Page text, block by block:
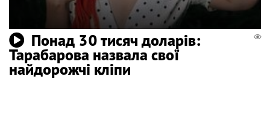
Понад 30 тисяч доларів:
Тарабарова назвала свої
найдорожчі кліпи